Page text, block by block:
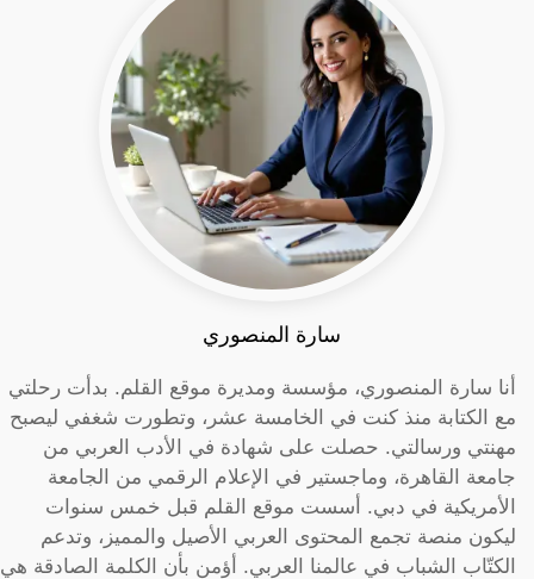
سارة المنصوري
أنا سارة المنصوري، مؤسسة ومديرة موقع القلم. بدأت رحلتي
مع الكتابة منذ كنت في الخامسة عشر، وتطورت شغفي ليصبح
مهنتي ورسالتي. حصلت على شهادة في الأدب العربي من
جامعة القاهرة، وماجستير في الإعلام الرقمي من الجامعة
الأمريكية في دبي. أسست موقع القلم قبل خمس سنوات
ليكون منصة تجمع المحتوى العربي الأصيل والمميز، وتدعم
الكتّاب الشباب في عالمنا العربي. أؤمن بأن الكلمة الصادقة هي